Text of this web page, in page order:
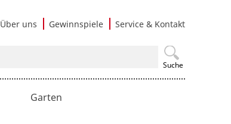
Über uns Gewinnspiele Service & Kontakt
Suche
Garten